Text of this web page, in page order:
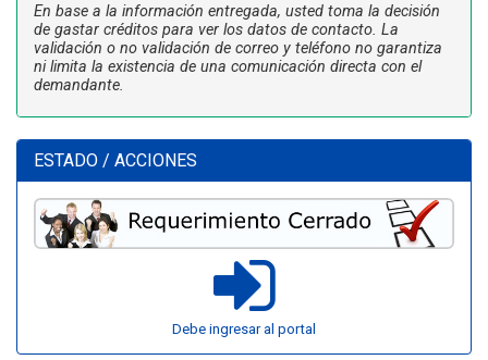
En base a la información entregada, usted toma la decisión
de gastar créditos para ver los datos de contacto. La
validación o no validación de correo y teléfono no garantiza
ni limita la existencia de una comunicación directa con el
demandante.
ESTADO / ACCIONES
Debe ingresar al portal